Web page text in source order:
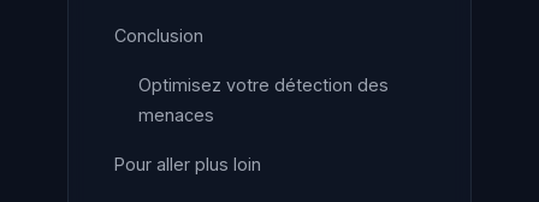
Conclusion
Optimisez votre détection des
menaces
Pour aller plus loin